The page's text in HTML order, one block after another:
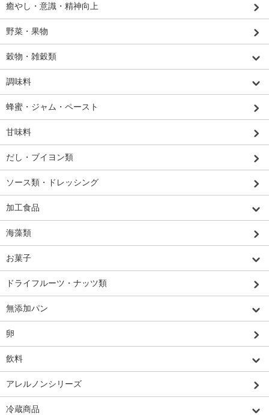
癒やし・意識・精神向上
野菜・果物
穀物・雑穀類
調味料
蜂蜜・ジャム・ペースト
甘味料
だし・ブイヨン類
ソース類・ドレッシング
加工食品
海藻類
お菓子
ドライフルーツ・ナッツ類
無添加パン
卵
飲料
アレルノンシリーズ
冷蔵商品